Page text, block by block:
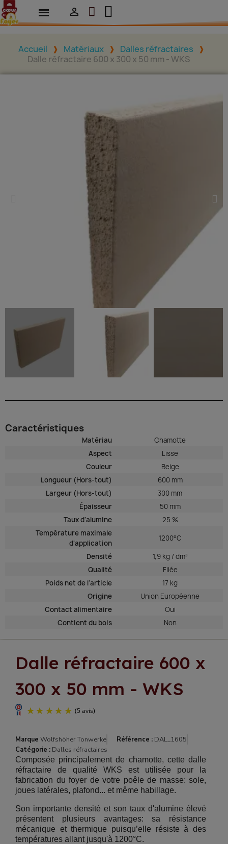

Accueil Matériaux
Dalles réfractaires
Dalle réfractaire 600 x 300 x 50 mm - WKS
Caractéristiques
Matériau
Chamotte
Aspect
Lisse
Couleur
Beige
Longueur (Hors-tout)
600 mm
Largeur (Hors-tout)
300 mm
Épaisseur
50 mm
Taux d'alumine
25 %
Température maximale
d'application
1200°C
Densité
1,9 kg / dm³
Qualité
Filée
Poids net de l'article
17 kg
Origine
Union Européenne
Contact alimentaire
Oui
Contient du bois
Non
Dalle réfractaire 600 x
300 x 50 mm - WKS
(5 avis)
Marque Wolfshöher Tonwerke Référence : DAL_1605
Catégorie : Dalles réfractaires
Composée principalement de chamotte, cette dalle
réfractaire de qualité WKS est utilisée pour la
fabrication du foyer de votre poêle de masse: sole,
joues latérales, plafond... et même habillage.
Son importante densité et son taux d'alumine élevé
présentent plusieurs avantages: sa résistance
mécanique et thermique puisqu’elle résiste à des
températures allant jusqu'à 1200°C.